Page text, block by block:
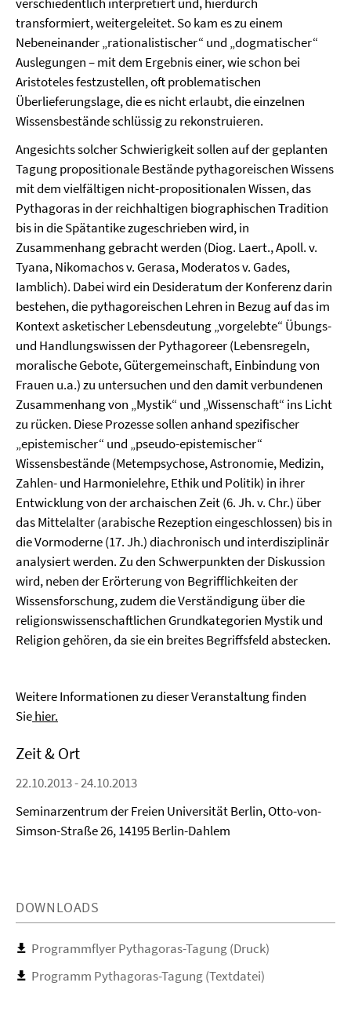
transformiert, weitergeleitet. So kam es zu einem
Nebeneinander „rationalistischer“ und „dogmatischer“
Auslegungen – mit dem Ergebnis einer, wie schon bei
Aristoteles festzustellen, oft problematischen
Überlieferungslage, die es nicht erlaubt, die einzelnen
Wissensbestände schlüssig zu rekonstruieren.
Angesichts solcher Schwierigkeit sollen auf der geplanten
Tagung propositionale Bestände pythagoreischen Wissens
mit dem vielfältigen nicht-propositionalen Wissen, das
Pythagoras in der reichhaltigen biographischen Tradition
bis in die Spätantike zugeschrieben wird, in
Zusammenhang gebracht werden (Diog. Laert., Apoll. v.
Tyana, Nikomachos v. Gerasa, Moderatos v. Gades,
Iamblich). Dabei wird ein Desideratum der Konferenz darin
bestehen, die pythagoreischen Lehren in Bezug auf das im
Kontext asketischer Lebensdeutung „vorgelebte“ Übungs-
und Handlungswissen der Pythagoreer (Lebensregeln,
moralische Gebote, Gütergemeinschaft, Einbindung von
Frauen u.a.) zu untersuchen und den damit verbundenen
Zusammenhang von „Mystik“ und „Wissenschaft“ ins Licht
zu rücken. Diese Prozesse sollen anhand spezifischer
„epistemischer“ und „pseudo-epistemischer“
Wissensbestände (Metempsychose, Astronomie, Medizin,
Zahlen- und Harmonielehre, Ethik und Politik) in ihrer
Entwicklung von der archaischen Zeit (6. Jh. v. Chr.) über
das Mittelalter (arabische Rezeption eingeschlossen) bis in
die Vormoderne (17. Jh.) diachronisch und interdisziplinär
analysiert werden. Zu den Schwerpunkten der Diskussion
wird, neben der Erörterung von Begrifflichkeiten der
Wissensforschung, zudem die Verständigung über die
religionswissenschaftlichen Grundkategorien Mystik und
Religion gehören, da sie ein breites Begriffsfeld abstecken.
Weitere Informationen zu dieser Veranstaltung finden
Siehier.
Zeit & Ort
22.10.2013 - 24.10.2013
Seminarzentrum der Freien Universität Berlin, Otto-von-
Simson-Straße 26, 14195 Berlin-Dahlem
DOWNLOADS
Programmflyer Pythagoras-Tagung (Druck)
Programm Pythagoras-Tagung (Textdatei)